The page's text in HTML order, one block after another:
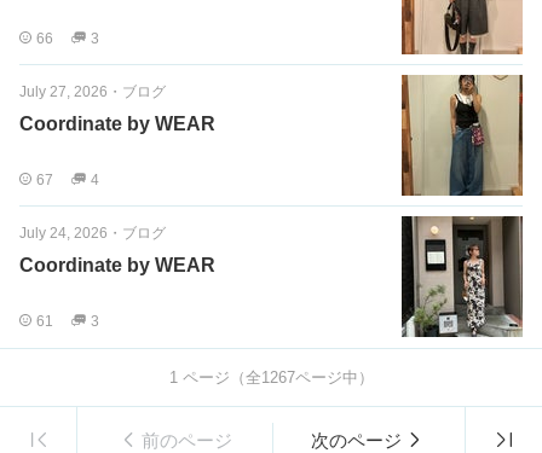
66 3
July 27, 2026 ・ ブログ
Coordinate by WEAR
67 4
July 24, 2026 ・ ブログ
Coordinate by WEAR
61 3
1ページ（全1267ページ中）
前のページ 次のページ